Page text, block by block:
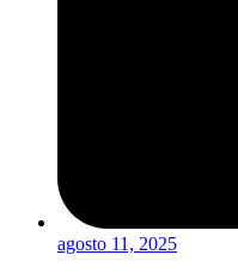
agosto 11, 2025